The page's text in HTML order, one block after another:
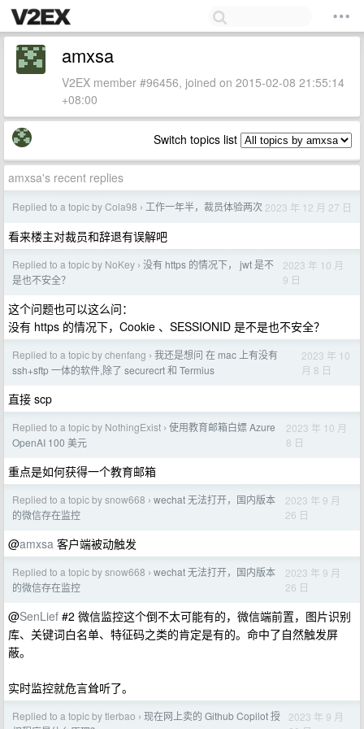
amxsa
V2EX member #96456, joined on 2015-02-08 21:55:14
+08:00
Switch topics list
amxsa's recent replies
Replied to a topic by Cola98 › 工作一年半，裁员体验两次 2023 年 12 月 27 日
看来楼主对裁员和辞退有误解吧
Replied to a topic by NoKey › 没有 https 的情况下， jwt 是不
是也不安全？
2023 年 10 月
9 日
这个问题也可以这么问：
没有 https 的情况下，Cookie 、SESSIONID 是不是也不安全？
Replied to a topic by chenfang › 我还是想问 在 mac 上有没有
ssh+sftp 一体的软件,除了 securecrt 和 Termius
2023 年 10
月 8 日
直接 scp
Replied to a topic by NothingExist › 使用教育邮箱白嫖 Azure
OpenAI 100 美元
2023 年 10 月
8 日
重点是如何获得一个教育邮箱
Replied to a topic by snow668 › wechat 无法打开，国内版本
的微信存在监控
2023 年 9 月
26 日
@amxsa 客户端被动触发
Replied to a topic by snow668 › wechat 无法打开，国内版本
的微信存在监控
2023 年 9 月
26 日
@SenLief #2 微信监控这个倒不太可能有的，微信端前置，图片识别
库、关键词白名单、特征码之类的肯定是有的。命中了自然触发屏
蔽。
实时监控就危言耸听了。
Replied to a topic by tlerbao › 现在网上卖的 Github Copilot 授
2023 年 9 月